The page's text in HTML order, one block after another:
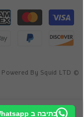
שיטות
תשלום
© Pegasus Optics. Powered By Squid LTD
כתיבה ב Whatsapp